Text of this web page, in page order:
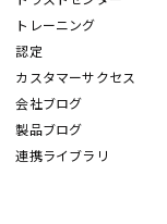
トレーニング
認定
カスタマーサクセス
会社ブログ
製品ブログ
連携ライブラリ